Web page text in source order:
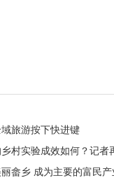
旅游按下快进键
村实验成效如何？记者
畲乡 成为主要的富民产